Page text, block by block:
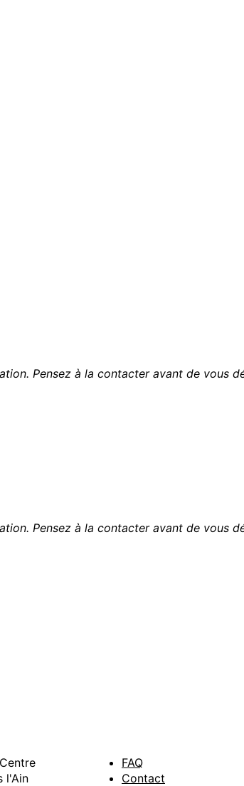
Pensez à la contacter avant de vous
Pensez à la contacter avant de vous
l'Ain
FAQ
Contact